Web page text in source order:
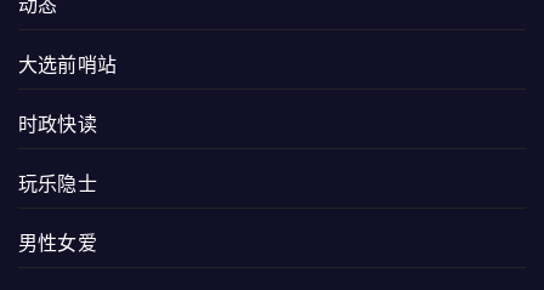
动态
大选前哨站
时政快读
玩乐隐士
男性女爱